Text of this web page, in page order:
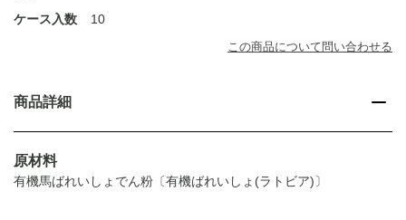
ケース入数
10
この商品について問い合わせる
商品詳細
原材料
有機馬ばれいしょでん粉〔有機ばれいしょ(ラトビア)〕